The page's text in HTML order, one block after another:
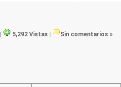
| 5,292 Vistas | Sin comentarios »